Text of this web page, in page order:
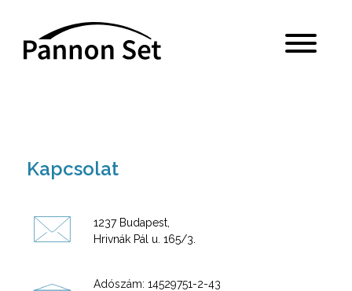
Kapcsolat
1237 Budapest,
Hrivnák Pál u. 165/3.
Adószám: 14529751-2-43